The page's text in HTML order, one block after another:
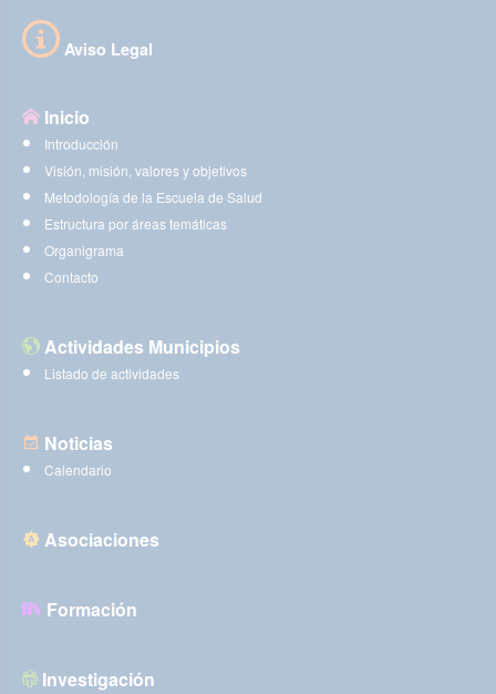
Aviso Legal
Inicio
Introducción
Visión, misión, valores y objetivos
Metodología de la Escuela de Salud
Estructura por áreas temáticas
Organigrama
Contacto
Actividades Municipios
Listado de actividades
Noticias
Calendario
Asociaciones
Formación
Investigación